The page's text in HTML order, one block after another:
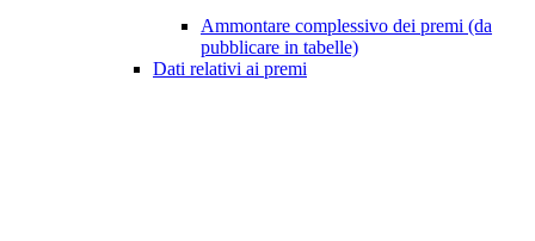
Ammontare complessivo dei premi (da
pubblicare in tabelle)
Dati relativi ai premi